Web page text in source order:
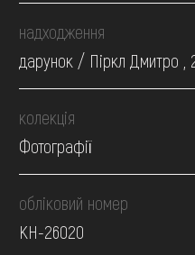
надходження
дарунок / Піркл Дмитро ,
колекція
Фотографії
обліковий номер
КН-26020